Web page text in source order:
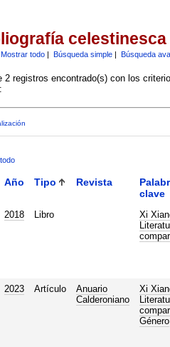
celestinesca
Mostrar todo| Búsqueda simple| Búsqueda
2 registros encontrado(s) con los
Año Tipo Revista
clave
2018 Libro
Xi
2023 Artículo
Anuario
Calderoniano
Xi
Género